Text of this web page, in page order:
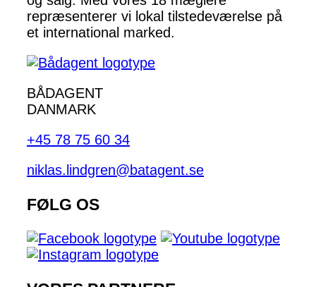
repræsenterer vi lokal tilstedeværelse på
et international marked.
BÅDAGENT
DANMARK
+45 78 75 60 34
niklas.lindgren@batagent.se
FØLG OS